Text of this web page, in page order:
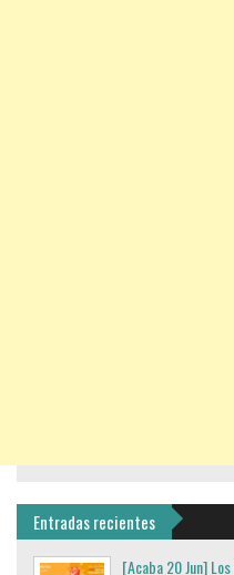
Entradas recientes
[Acaba 20 Jun]